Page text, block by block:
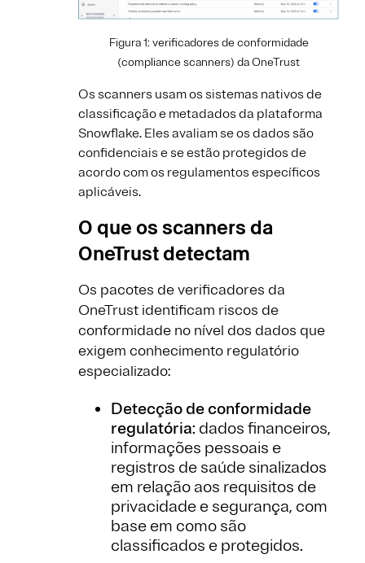
Figura 1: verificadores de conformidade
(compliance scanners) da OneTrust
Os scanners usam os sistemas nativos de
classificação e metadados da plataforma
Snowflake. Eles avaliam se os dados são
confidenciais e se estão protegidos de
acordo com os regulamentos específicos
aplicáveis.
O que os scanners da
OneTrust detectam
Os pacotes de verificadores da
OneTrust identificam riscos de
conformidade no nível dos dados que
exigem conhecimento regulatório
especializado:
Detecção de conformidade
regulatória: dados financeiros,
informações pessoais e
registros de saúde sinalizados
em relação aos requisitos de
privacidade e segurança, com
base em como são
classificados e protegidos.